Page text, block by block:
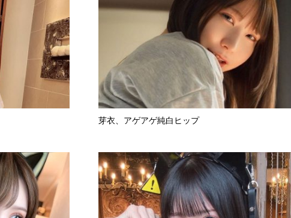
芽衣、アゲアゲ純白ヒップ